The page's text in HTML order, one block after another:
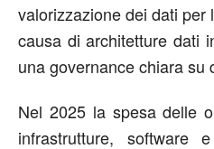
valorizzazione dei dati per
causa di architetture dati
una governance chiara su
Nel 2025 la spesa delle
infrastrutture, software